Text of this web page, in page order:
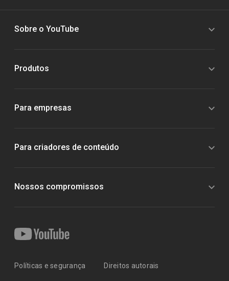
Sobre o YouTube
Produtos
Para empresas
Para criadores de conteúdo
Nossos compromissos
Políticas e segurança Direitos autorais